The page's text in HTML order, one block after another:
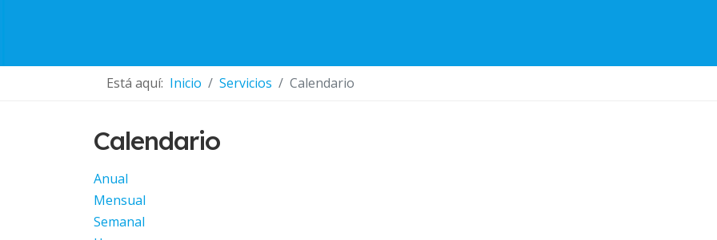
Está aquí: Inicio Servicios Calendario
Calendario
Anual
Mensual
Semanal